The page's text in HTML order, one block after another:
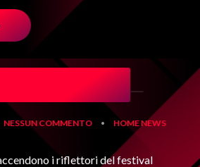
NESSUN COMMENTO • HOME NEWS
i riflettori del festival